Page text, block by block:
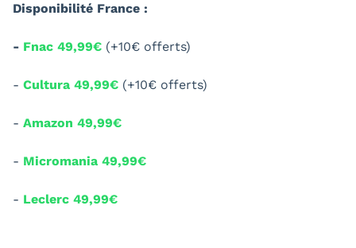
Disponibilité France :
- Fnac 49,99€ (+10€ offerts)
- Cultura 49,99€ (+10€ offerts)
- Amazon 49,99€
- Micromania 49,99€
- Leclerc 49,99€